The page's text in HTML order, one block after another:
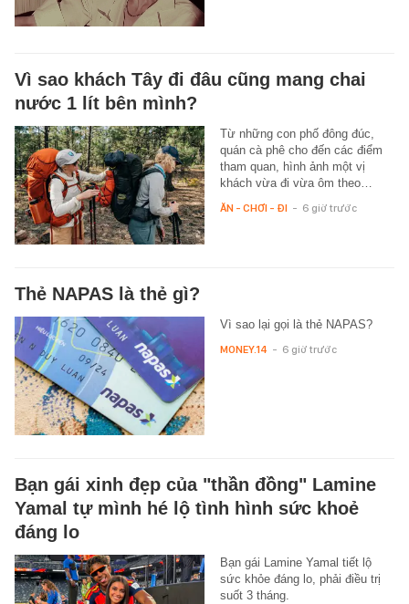
Vì sao khách Tây đi đâu cũng mang chai
nước 1 lít bên mình?
Từ những con phố đông đúc,
quán cà phê cho đến các điểm
tham quan, hình ảnh một vị
khách vừa đi vừa ôm theo…
ĂN - CHƠI - ĐI - 6 giờ trước
Thẻ NAPAS là thẻ gì?
Vì sao lại gọi là thẻ NAPAS?
MONEY.14 - 6 giờ trước
Bạn gái xinh đẹp của "thần đồng" Lamine
Yamal tự mình hé lộ tình hình sức khoẻ
đáng lo
Bạn gái Lamine Yamal tiết lộ
sức khỏe đáng lo, phải điều trị
suốt 3 tháng.